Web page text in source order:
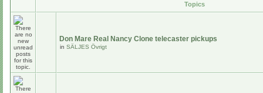
Topics
Don Mare Real Nancy Clone telecaster pickups
in SÄLJES Övrigt